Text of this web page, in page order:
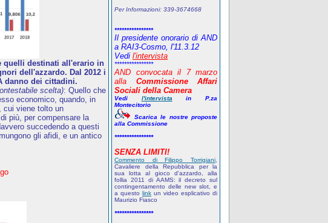
quelli destinati all'erario in
dell'azzardo. Dal 2012 i
danno dei cittadini.
scelta): Quello che
economico, quando, in
cui viene tolto un
più, per compensare la
succedendo a questi
gli afidi, e un antico
Per Informazioni: 339-3674668
****************
Il presidente onorario di AND
a RAI3-Cosmo, l'11.3.12
Vedi l'intervista
****************
AND convocata il 7 marzo
alla Commissione Affari
Sociali della Camera
Vedi l'intervista in P.za
Montecitorio
Scarica le nostre proposte
alla Commissione
****************
SENZA LIMITI!
Commento di Filippo Torrigiani
Cavaliere della Repubblica per la
sua lotta al gioco d'azzardo, alla
follia 2011 di AAMS: il decreto sul
contingentamento delle new slot, e
a questo link un video esplicativo di
Maurizio Fiasco
****************